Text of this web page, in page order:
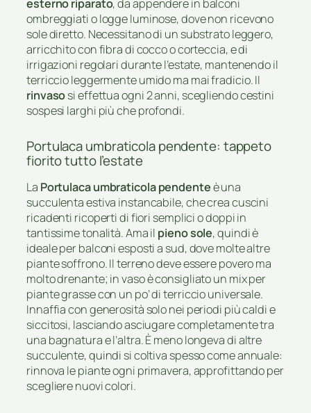
esterno riparato, da appendere in balconi
ombreggiati o logge luminose, dove non ricevono
sole diretto. Necessitano di un substrato leggero,
arricchito con fibra di cocco o corteccia, e di
irrigazioni regolari durante l’estate, mantenendo il
terriccio leggermente umido ma mai fradicio. Il
rinvasosi effettua ogni 2 anni, scegliendo cestini
sospesi larghi più che profondi.
Portulaca umbraticola pendente: tappeto
fiorito tutto l’estate
La Portulaca umbraticola pendenteè una
succulenta estiva instancabile, che crea cuscini
ricadenti ricoperti di fiori semplici o doppi in
tantissime tonalità. Ama il pieno sole, quindi è
ideale per balconi esposti a sud, dove molte altre
piante soffrono. Il terreno deve essere povero ma
molto drenante; in vaso è consigliato un mix per
piante grasse con un po’ di terriccio universale.
Innaffia con generosità solo nei periodi più caldi e
siccitosi, lasciando asciugare completamente tra
una bagnatura e l’altra. È meno longeva di altre
succulente, quindi si coltiva spesso come annuale:
rinnova le piante ogni primavera, approfittando per
scegliere nuovi colori.